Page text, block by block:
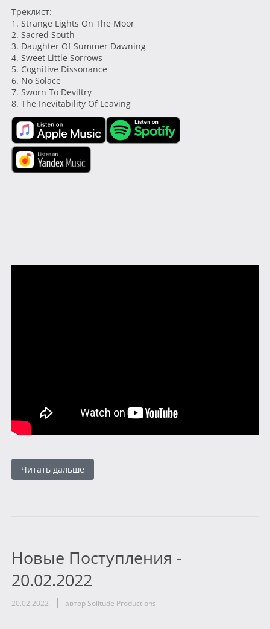
Треклист:
1. Strange Lights On The Moor
2. Sacred South
3. Daughter Of Summer Dawning
4. Sweet Little Sorrows
5. Cognitive Dissonance
6. No Solace
7. Sworn To Deviltry
8. The Inevitability Of Leaving
Читать дальше
Новые Поступления -
20.02.2022
20.02.2022 автор Solitude Productions